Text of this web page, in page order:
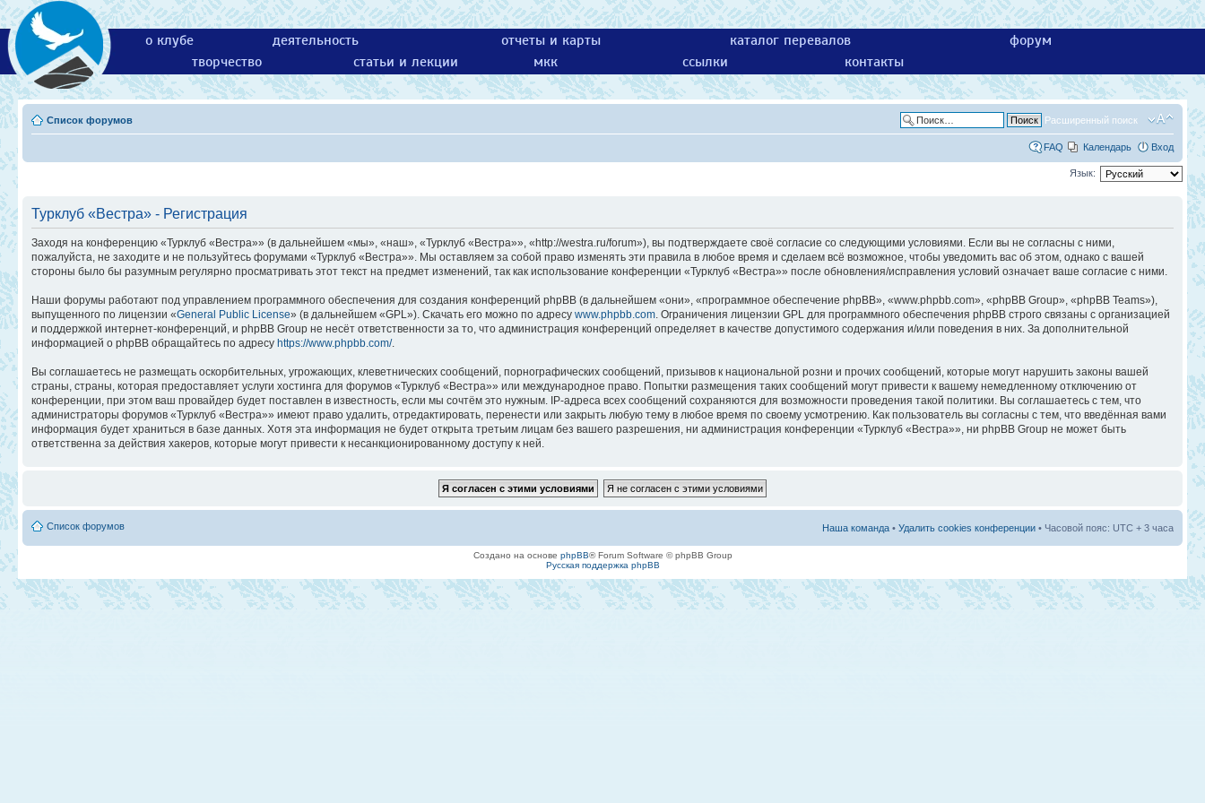
о клубе деятельность отчеты и карты каталог перевалов
форум
творчество
статьи и лекции мкк ссылки контакты
Список форумов Расширенный поиск
FAQ Календарь Вход
Язык:
Турклуб «Вестра» - Регистрация
Заходя на конференцию «Турклуб «Вестра»» (в дальнейшем «мы», «наш», «Турклуб «Вестра»», «http://westra.ru/forum»), вы подтверждаете своё согласие со следующими условиями. Если вы не согласны с ними,
пожалуйста, не заходите и не пользуйтесь форумами «Турклуб «Вестра»». Мы оставляем за собой право изменять эти правила в любое время и сделаем всё возможное, чтобы уведомить вас об этом, однако с вашей
стороны было бы разумным регулярно просматривать этот текст на предмет изменений, так как использование конференции «Турклуб «Вестра»» после обновления/исправления условий означает ваше согласие с ними.
Наши форумы работают под управлением программного обеспечения для создания конференций phpBB (в дальнейшем «они», «программное обеспечение phpBB», «www.phpbb.com», «phpBB Group», «phpBB Teams»),
выпущенного по лицензии «General Public License» (в дальнейшем «GPL»). Скачать его можно по адресу www.phpbb.com. Ограничения лицензии GPL для программного обеспечения phpBB строго связаны с организацией
и поддержкой интернет-конференций, и phpBB Group не несёт ответственности за то, что администрация конференций определяет в качестве допустимого содержания и/или поведения в них. За дополнительной
информацией о phpBB обращайтесь по адресу https://www.phpbb.com/.
Вы соглашаетесь не размещать оскорбительных, угрожающих, клеветнических сообщений, порнографических сообщений, призывов к национальной розни и прочих сообщений, которые могут нарушить законы вашей
страны, страны, которая предоставляет услуги хостинга для форумов «Турклуб «Вестра»» или международное право. Попытки размещения таких сообщений могут привести к вашему немедленному отключению от
конференции, при этом ваш провайдер будет поставлен в известность, если мы сочтём это нужным. IP-адреса всех сообщений сохраняются для возможности проведения такой политики. Вы соглашаетесь с тем, что
администраторы форумов «Турклуб «Вестра»» имеют право удалить, отредактировать, перенести или закрыть любую тему в любое время по своему усмотрению. Как пользователь вы согласны с тем, что введённая вами
информация будет храниться в базе данных. Хотя эта информация не будет открыта третьим лицам без вашего разрешения, ни администрация конференции «Турклуб «Вестра»», ни phpBB Group не может быть
ответственна за действия хакеров, которые могут привести к несанкционированному доступу к ней.
Список форумов Наша команда • Удалить cookies конференции • Часовой пояс: UTC + 3 часа
Создано на основе phpBB® Forum Software © phpBB Group
Русская поддержка phpBB